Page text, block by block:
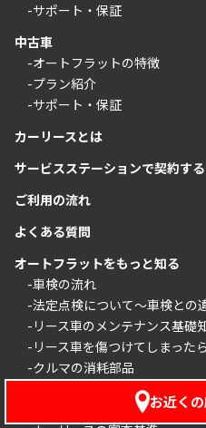
-サポート・保証
中古車
-オートフラットの特徴
-プラン紹介
-サポート・保証
カーリースとは
サービスステーションで契約す
ご利用の流れ
よくある質問
オートフラットをもっと知る
-車検の流れ
-法定点検について〜車検との
-リース車のメンテナンス基礎
-リース車を傷つけてしまった
-クルマの消耗部品
-リース契約者でも知っておき
お近く